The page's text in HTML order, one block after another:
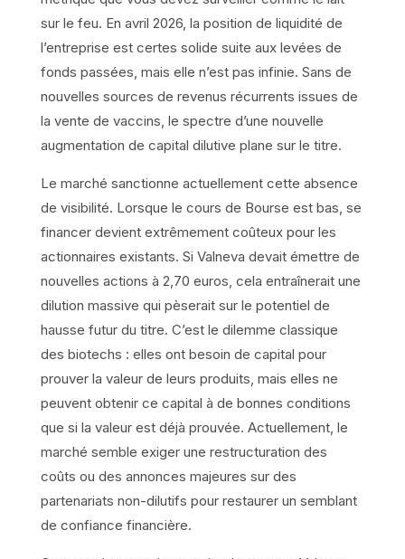
sur le feu. En avril 2026, la position de liquidité de
l’entreprise est certes solide suite aux levées de
fonds passées, mais elle n’est pas infinie. Sans de
nouvelles sources de revenus récurrents issues de
la vente de vaccins, le spectre d’une nouvelle
augmentation de capital dilutive plane sur le titre.
Le marché sanctionne actuellement cette absence
de visibilité. Lorsque le cours de Bourse est bas, se
financer devient extrêmement coûteux pour les
actionnaires existants. Si Valneva devait émettre de
nouvelles actions à 2,70 euros, cela entraînerait une
dilution massive qui pèserait sur le potentiel de
hausse futur du titre. C’est le dilemme classique
des biotechs : elles ont besoin de capital pour
prouver la valeur de leurs produits, mais elles ne
peuvent obtenir ce capital à de bonnes conditions
que si la valeur est déjà prouvée. Actuellement, le
marché semble exiger une restructuration des
coûts ou des annonces majeures sur des
partenariats non-dilutifs pour restaurer un semblant
de confiance financière.